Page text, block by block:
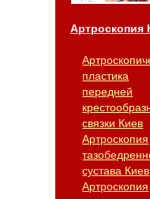
Артроскопия
пластика
передней
связки Киев
Артроскопия
сустава Киев
Артроскопия